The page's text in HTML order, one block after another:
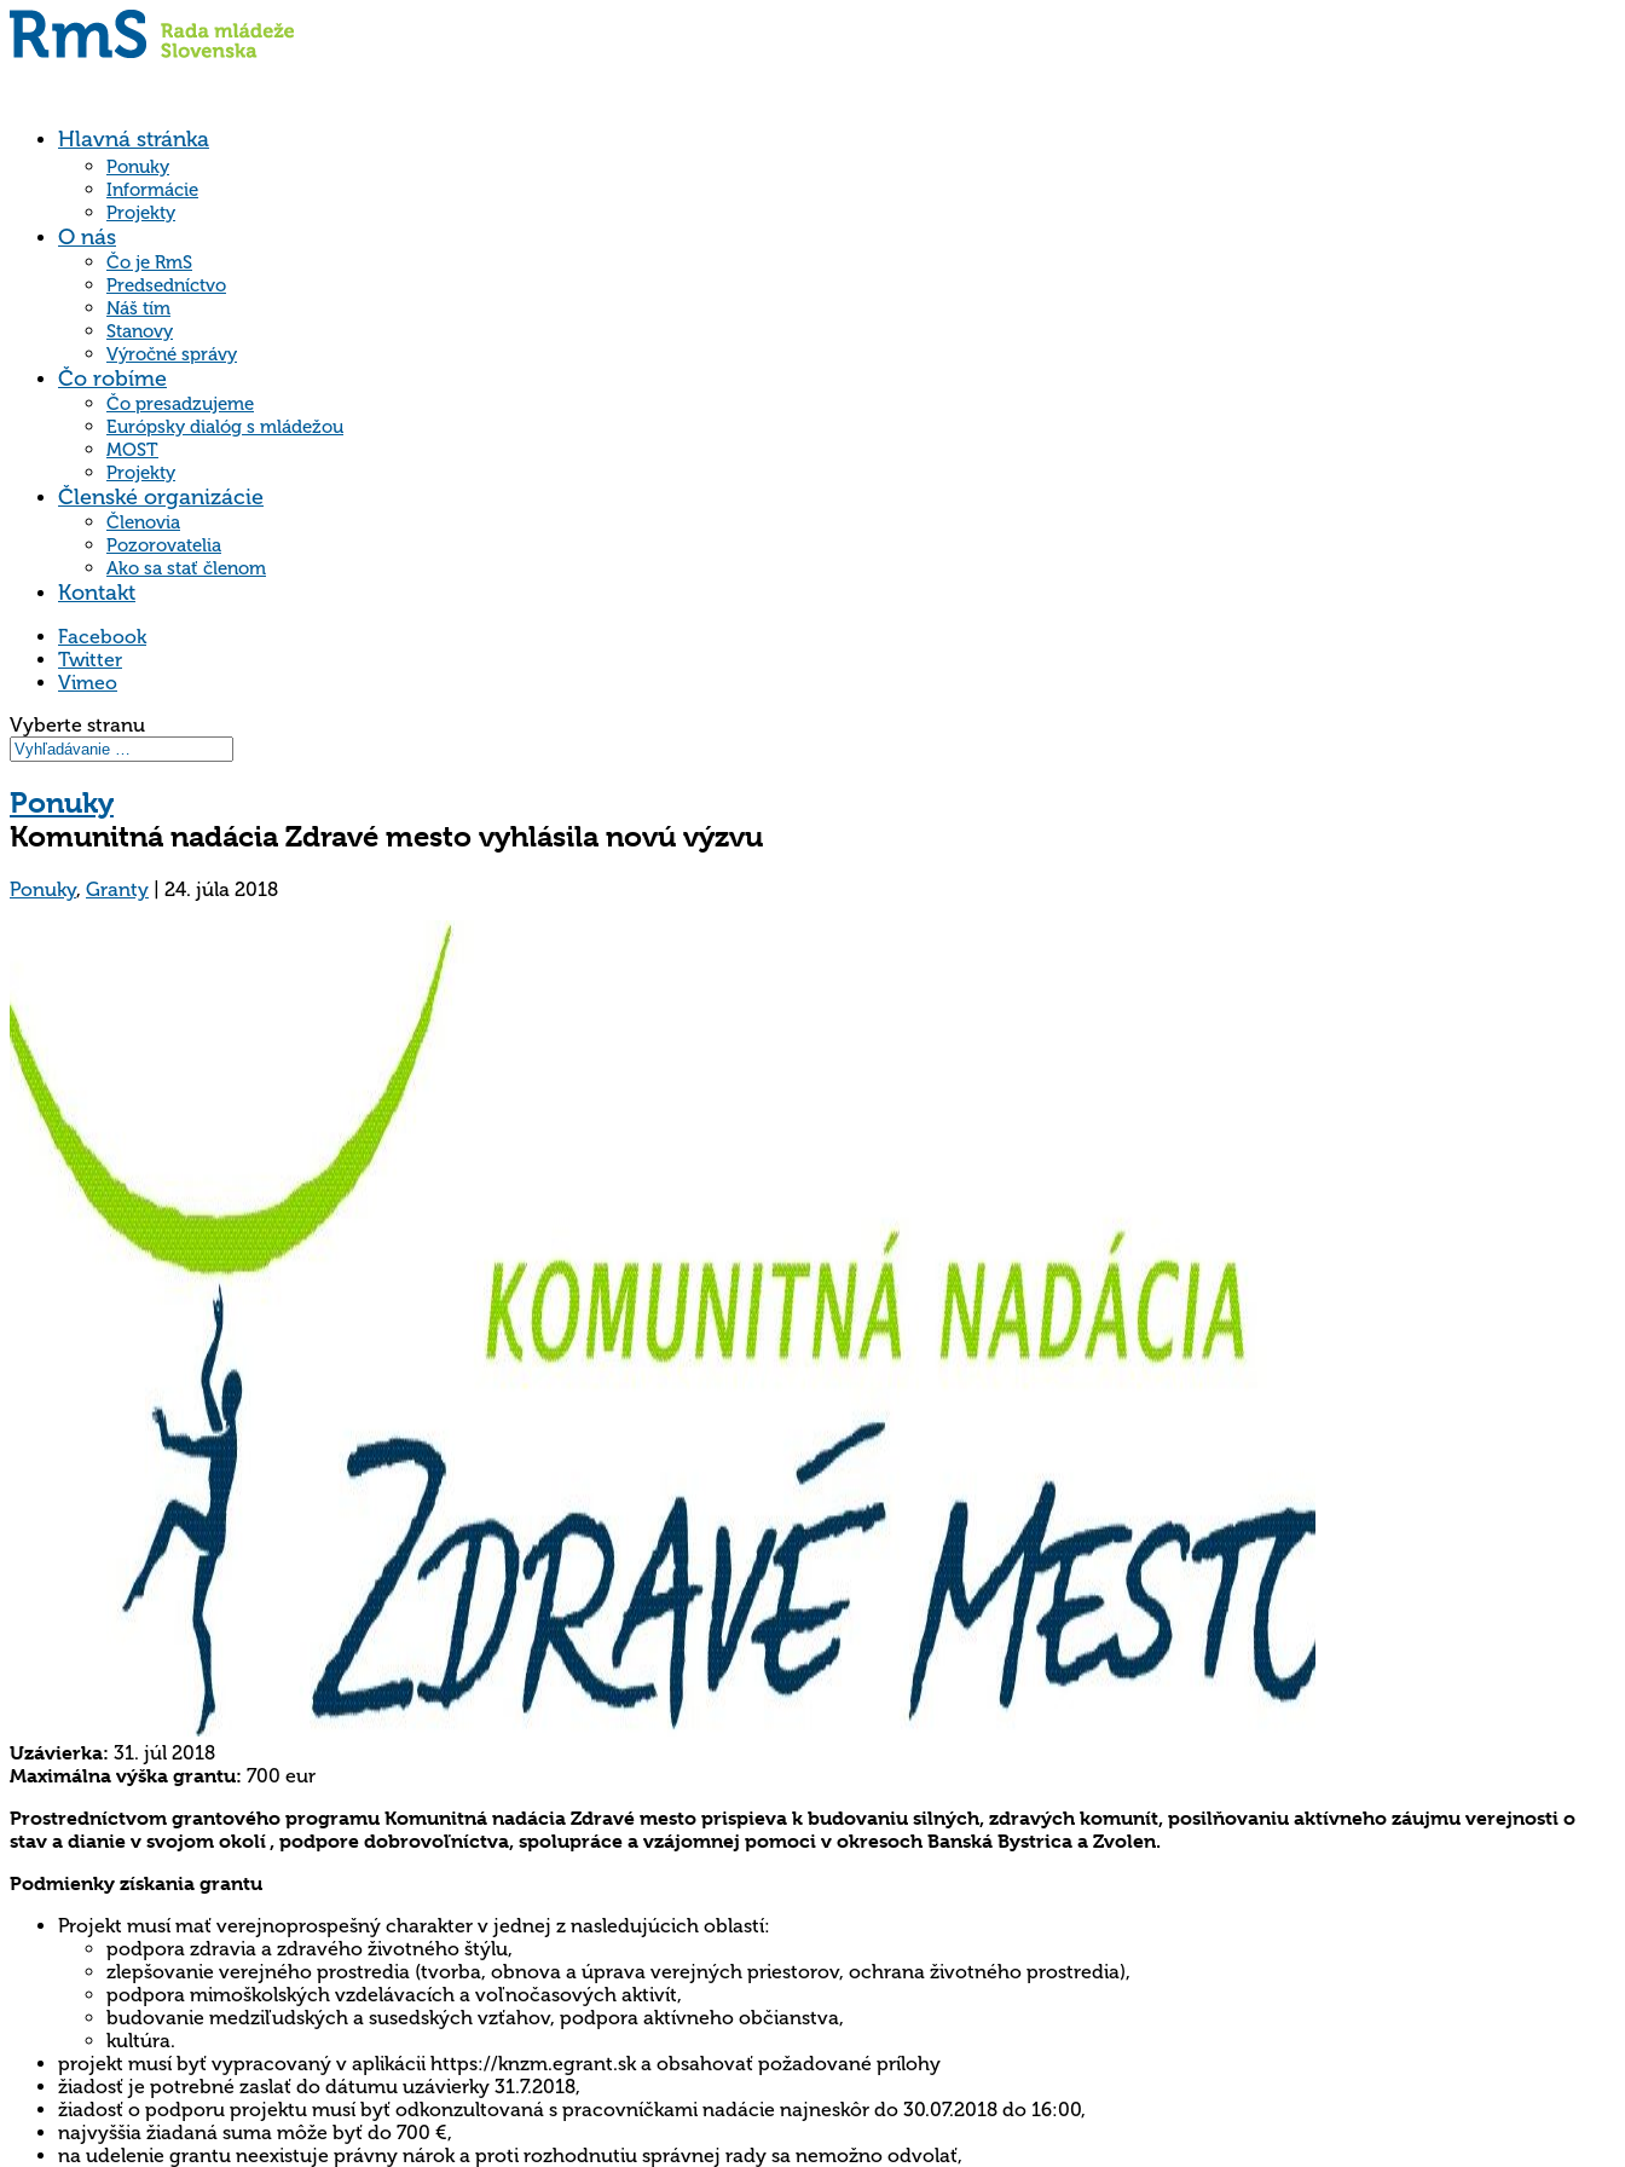
Hlavná stránka
Ponuky
Informácie
Projekty
O nás
Čo je RmS
Predsedníctvo
Náš tím
Stanovy
Výročné správy
Čo robíme
Čo presadzujeme
Európsky dialóg s mládežou
MOST
Projekty
Členské organizácie
Členovia
Pozorovatelia
Ako sa stať členom
Kontakt
Facebook
Twitter
Vimeo
Vyberte stranu
Ponuky
Komunitná nadácia Zdravé mesto vyhlásila novú výzvu
Ponuky, Granty 24. júla 2018
Uzávierka: 31. júl 2018
Maximálna výška grantu: 700 eur
Prostredníctvom grantového programu Komunitná nadácia Zdravé mesto prispieva k budovaniu silných, zdravých komunít, posilňovaniu aktívneho záujmu verejnosti o
stav a dianie v svojom okolí , podpore dobrovoľníctva, spolupráce a vzájomnej pomoci v okresoch Banská Bystrica a Zvolen.
Podmienky získania grantu
Projekt musí mať verejnoprospešný charakter v jednej z nasledujúcich oblastí:
podpora zdravia a zdravého životného štýlu,
zlepšovanie verejného prostredia (tvorba, obnova a úprava verejných priestorov, ochrana životného prostredia),
podpora mimoškolských vzdelávacích a voľnočasových aktivít,
budovanie medziľudských a susedských vzťahov, podpora aktívneho občianstva,
kultúra.
projekt musí byť vypracovaný v aplikácii https://knzm.egrant.sk a obsahovať požadované prílohy
žiadosť je potrebné zaslať do dátumu uzávierky 31.7.2018,
žiadosť o podporu projektu musí byť odkonzultovaná s pracovníčkami nadácie najneskôr do 30.07.2018 do 16:00,
najvyššia žiadaná suma môže byť do 700 €,
na udelenie grantu neexistuje právny nárok a proti rozhodnutiu správnej rady sa nemožno odvolať,